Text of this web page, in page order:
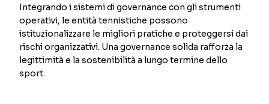
Integrando i sistemi di governance con gli strumenti
operativi, le entità tennistiche possono
istituzionalizzare le migliori pratiche e proteggersi dai
rischi organizzativi. Una governance solida rafforza la
legittimità e la sostenibilità a lungo termine dello
sport.